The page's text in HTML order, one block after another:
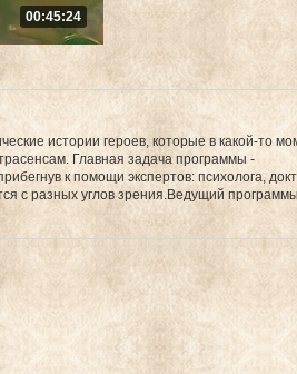
00:45:24
истории героев, которые в какой-то
Главная задача программы -
к помощи экспертов: психолога,
с разных углов зрения.Ведущий